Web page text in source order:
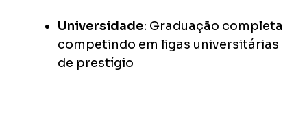
Universidade: Graduação completa
competindo em ligas universitárias
de prestígio